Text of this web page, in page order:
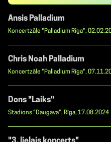
Ansis Palladium
Koncertzāle "Palladium Rīga",
Chris Noah Palladium
Koncertzāle "Palladium Rīga",
Dons "Laiks"
Stadions "Daugava", Rīga, 17.08.2024